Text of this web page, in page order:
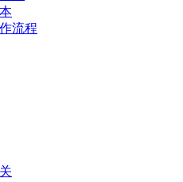
流程